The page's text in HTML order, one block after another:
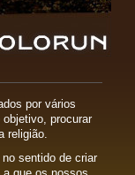
por vários
procurar
religião.
sentido de criar